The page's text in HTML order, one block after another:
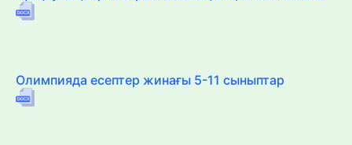
Олимпияда есептер жинағы 5-11 сыныптар